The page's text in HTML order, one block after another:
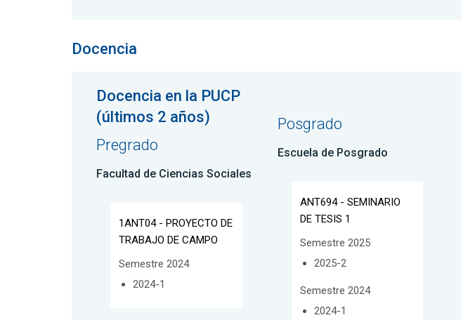
Docencia
Docencia en la PUCP
(últimos 2 años)
Pregrado
Facultad de Ciencias Sociales
1ANT04 - PROYECTO DE
TRABAJO DE CAMPO
Semestre 2024
2024-1
Posgrado
Escuela de Posgrado
ANT694 - SEMINARIO
DE TESIS 1
Semestre 2025
2025-2
Semestre 2024
2024-1